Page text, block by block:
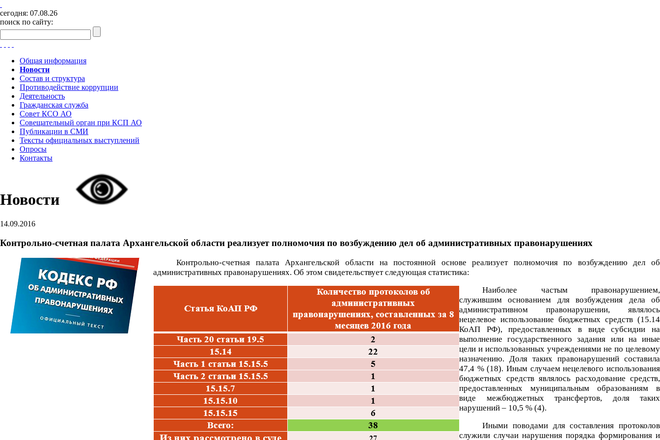
сегодня: 07.08.26
поиск по сайту:
Общая информация
Новости
Состав и структура
Противодействие коррупции
Деятельность
Гражданская служба
Совет КСО АО
Совещательный орган при КСП АО
Публикации в СМИ
Тексты официальных выступлений
Опросы
Контакты
Новости
14.09.2016
Контрольно-счетная палата Архангельской области реализует полномочия по возбуждению дел об административных правонарушениях
Контрольно-счетная палата Архангельской области на постоянной основе реализует полномочия по возбуждению дел об
административных правонарушениях. Об этом свидетельствует следующая статистика:
Наиболее частым правонарушением,
служившим основанием для возбуждения дела об
административном правонарушении, являлось
нецелевое использование бюджетных средств (15.14
КоАП РФ), предоставленных в виде субсидии на
выполнение государственного задания или на иные
цели и использованных учреждениями не по целевому
назначению. Доля таких правонарушений составила
47,4 % (18). Иным случаем нецелевого использования
бюджетных средств являлось расходование средств,
предоставленных муниципальным образованиям в
виде межбюджетных трансфертов, доля таких
нарушений – 10,5 % (4).
Иными поводами для составления протоколов
служили случаи нарушения порядка формирования и